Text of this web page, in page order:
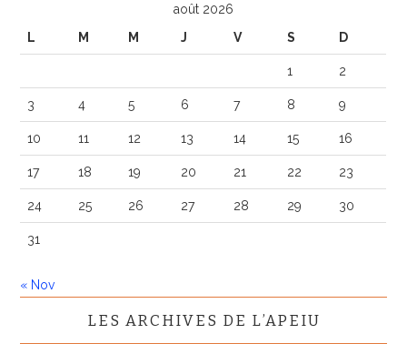
août 2026
L
M M J V S D
1 2
3 4 5 6 7 8 9
10 11 12 13 14 15 16
17 18 19 20 21 22 23
24 25 26 27 28 29 30
31
« Nov
LES ARCHIVES DE L’APEIU